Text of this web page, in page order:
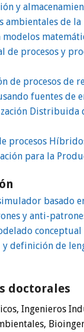
y
ambientales de
de procesos y
de procesos de
fuentes de
Distribuida
procesos
para la
basado
y anti-
definición de
doctorales
Ingenieros